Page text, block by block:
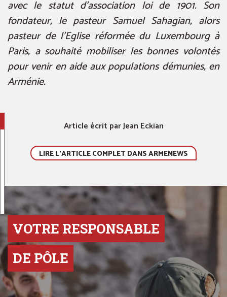
avec le statut d’association loi de 1901. Son
fondateur, le pasteur Samuel Sahagian, alors
pasteur de l’Eglise réformée du Luxembourg à
Paris, a souhaité mobiliser les bonnes volontés
pour venir en aide aux populations démunies, en
Arménie.
Article écrit par Jean Eckian
LIRE L'ARTICLE COMPLET DANS ARMENEWS
VOTRE RESPONSABLE
DE PÔLE